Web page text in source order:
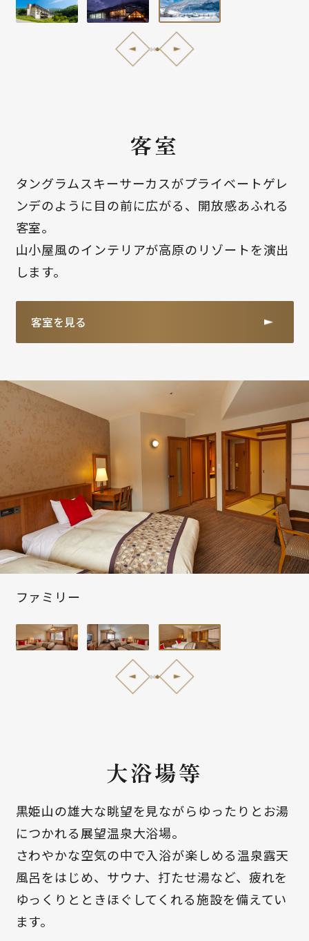
客室
タングラムスキーサーカスがプライベートゲレ
ンデのように目の前に広がる、開放感あふれる
客室。
山小屋風のインテリアが高原のリゾートを演出
します。
客室を見る
ファミリー
大浴場等
黒姫山の雄大な眺望を見ながらゆったりとお湯
につかれる展望温泉大浴場。
さわやかな空気の中で入浴が楽しめる温泉露天
風呂をはじめ、サウナ、打たせ湯など、疲れを
ゆっくりとときほぐしてくれる施設を備えてい
ます。